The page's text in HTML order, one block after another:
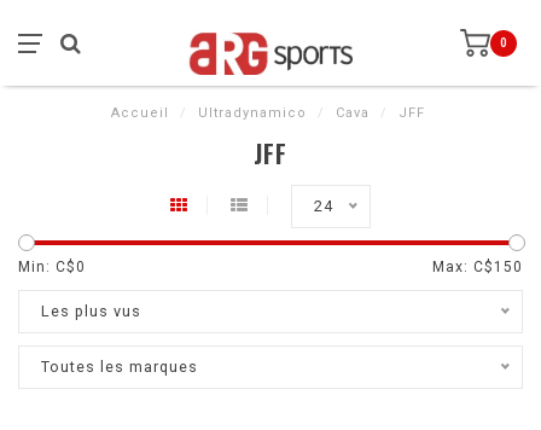
0
Accueil / Ultradynamico / Cava / JFF
JFF
24
Min: C$0 Max: C$ 150
Les plus vus
Toutes les marques